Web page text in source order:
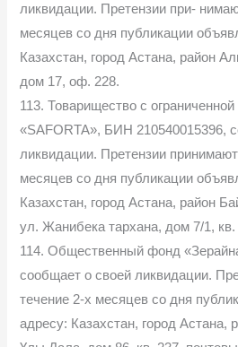
ликвидации. Претензии при-
месяцев со дня публикации
Казахстан, город Астана, район
дом 17, оф. 228.
113. Товарищество с
«SAFORTA», БИН 210540015396,
ликвидации. Претензии
месяцев со дня публикации
Казахстан, город Астана, район
ул. Жанибека тархана, дом 7/1, кв.
114. Общественный фонд
сообщает о своей ликвидации.
течение 2-х месяцев со дня
адресу: Казахстан, город Астана,